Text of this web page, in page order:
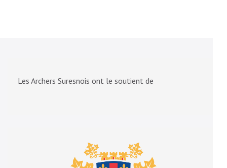
Les Archers Suresnois ont le soutient de